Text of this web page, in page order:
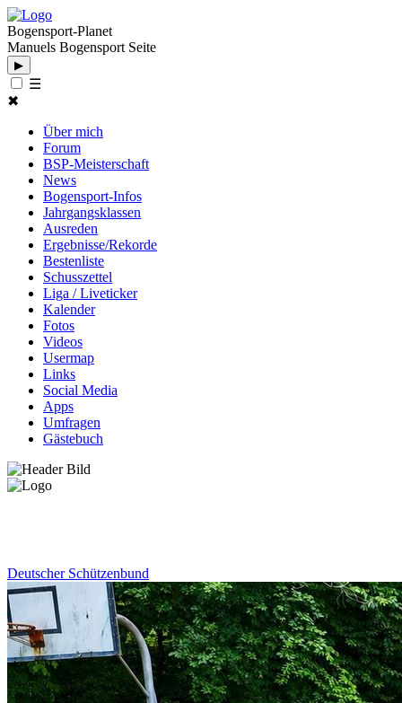
Bogensport-Planet
Manuels Bogensport Seite
▶
☰
✖
Über mich
Forum
BSP-Meisterschaft
News
Bogensport-Infos
Jahrgangsklassen
Ausreden
Ergebnisse/Rekorde
Bestenliste
Schusszettel
Liga / Liveticker
Kalender
Fotos
Videos
Usermap
Links
Social Media
Apps
Umfragen
Gästebuch
Deutscher Schützenbund